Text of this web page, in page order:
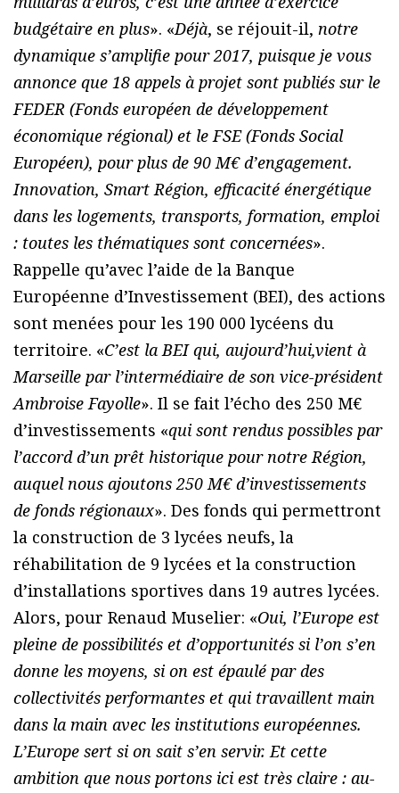
budgétaire en plus». «Déjà, se réjouit-il, notre
dynamique s’amplifie pour 2017, puisque je vous
annonce que 18 appels à projet sont publiés sur le
FEDER (Fonds européen de développement
économique régional) et le FSE (Fonds Social
Européen), pour plus de 90 M€ d’engagement.
Innovation, Smart Région, efficacité énergétique
dans les logements, transports, formation, emploi
: toutes les thématiques sont concernées».
Rappelle qu’avec l’aide de la Banque
Européenne d’Investissement (BEI), des actions
sont menées pour les 190 000 lycéens du
territoire. «C’est la BEI qui, aujourd’hui,vient à
Marseille par l’intermédiaire de son vice-président
Ambroise Fayolle». Il se fait l’écho des 250 M€
d’investissements «qui sont rendus possibles par
l’accord d’un prêt historique pour notre Région,
auquel nous ajoutons 250 M€ d’investissements
de fonds régionaux». Des fonds qui permettront
la construction de 3 lycées neufs, la
réhabilitation de 9 lycées et la construction
d’installations sportives dans 19 autres lycées.
Alors, pour Renaud Muselier: «Oui, l’Europe est
pleine de possibilités et d’opportunités si l’on s’en
donne les moyens, si on est épaulé par des
collectivités performantes et qui travaillent main
dans la main avec les institutions européennes.
L’Europe sert si on sait s’en servir. Et cette
ambition que nous portons ici est très claire : au-